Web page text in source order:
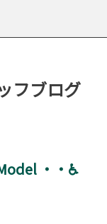
フブログ
・・♿